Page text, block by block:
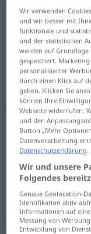
dosjetka <gen pl-
Übersicht aller
(Für mehr Details
Einfall, Witz,
Einfallm
Witzm dosjetka
Wortspieln
Wir verwenden
und wir besser mit
funktionale und
und der statistischen
werden auf
gespeichert.
personalisierter
durch einen Klick auf
geben. Klicken Sie
können Ihre
Webseite widerrufen.
und den
Button „Mehr
Datenverarbeitung
Datenschutzerklärung.
Wir und unsere
Folgendes
Genaue Geolocation-
Identifikation aktiv
Informationen auf
Messung von
Entwicklung von